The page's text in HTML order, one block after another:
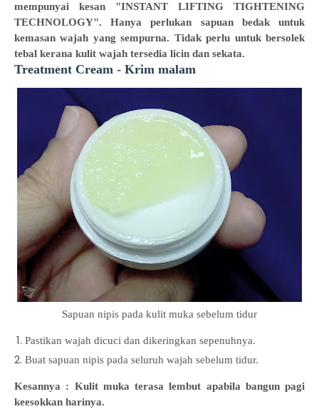
mempunyai kesan "INSTANT LIFTING TIGHTENING
TECHNOLOGY". Hanya perlukan sapuan bedak untuk
kemasan wajah yang sempurna. Tidak perlu untuk bersolek
tebal kerana kulit wajah tersedia licin dan sekata.
Treatment Cream - Krim malam
Sapuan nipis pada kulit muka sebelum tidur
Pastikan wajah dicuci dan dikeringkan sepenuhnya.
Buat sapuan nipis pada seluruh wajah sebelum tidur.
Kesannya : Kulit muka terasa lembut apabila bangun pagi
keesokkan harinya.